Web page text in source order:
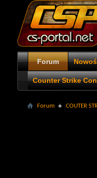
Forum
Counter Strike
Forum COUTER